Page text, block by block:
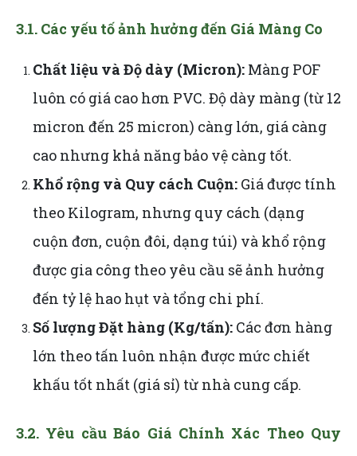
3.1. Các yếu tố ảnh hưởng đến Giá Màng Co
Chất liệu và Độ dày (Micron): Màng POF
luôn có giá cao hơn PVC. Độ dày màng (từ 12
micron đến 25 micron) càng lớn, giá càng
cao nhưng khả năng bảo vệ càng tốt.
Khổ rộng và Quy cách Cuộn: Giá được tính
theo Kilogram, nhưng quy cách (dạng
cuộn đơn, cuộn đôi, dạng túi) và khổ rộng
được gia công theo yêu cầu sẽ ảnh hưởng
đến tỷ lệ hao hụt và tổng chi phí.
Số lượng Đặt hàng (Kg/tấn): Các đơn hàng
lớn theo tấn luôn nhận được mức chiết
khấu tốt nhất (giá sỉ) từ nhà cung cấp.
3.2. Yêu cầu Báo Giá Chính Xác Theo Quy